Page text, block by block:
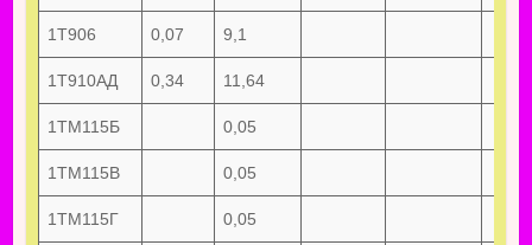
1Т906 0,07 9,1
1Т910АД 0,34 11,64
1ТМ115Б 0,05
1ТМ115В 0,05
1ТМ115Г 0,05